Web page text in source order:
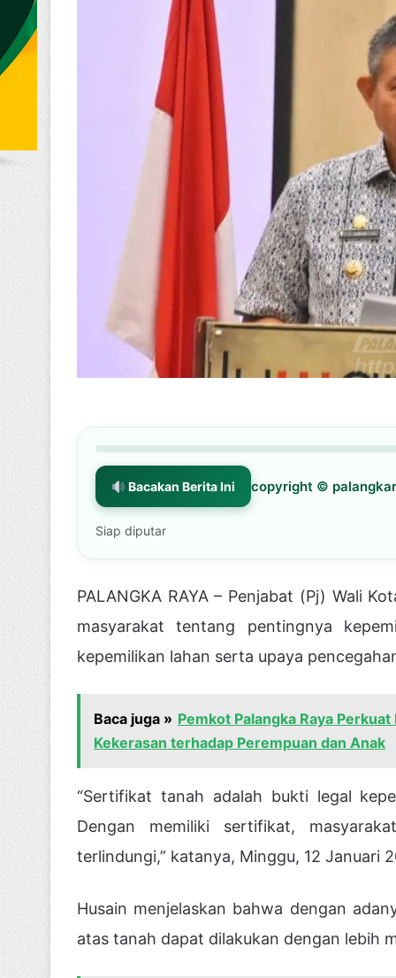
Bacakan Berita Ini copyright ©
Siap diputar
PALANGKA RAYA – Penjabat (Pj) Wali
masyarakat tentang pentingnya
kepemilikan lahan serta upaya
Baca juga » Pemkot Palangka Raya
Kekerasan terhadap Perempuan dan Anak
“Sertifikat tanah adalah bukti legal
Dengan memiliki sertifikat,
terlindungi,” katanya, Minggu, 12 Januari
Husain menjelaskan bahwa dengan
atas tanah dapat dilakukan dengan lebih